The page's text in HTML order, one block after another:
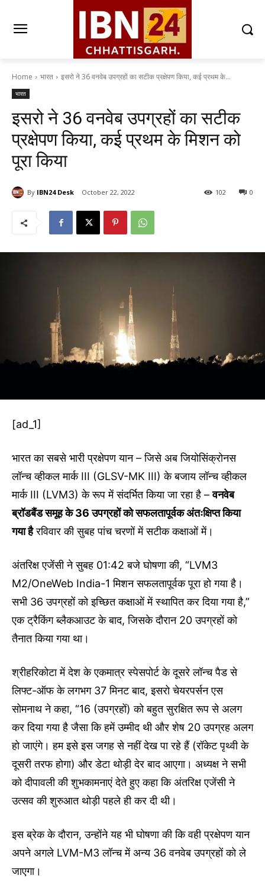
Home भारत इसरो ने 36 वनवेब उपग्रहों का सटीक प्रक्षेपण किया, कई प्रथम के...
भारत
इसरो ने 36 वनवेब उपग्रहों का सटीक
प्रक्षेपण किया, कई प्रथम के मिशन को
पूरा किया
By IBN24 Desk October 22, 2022 0
102
[ad_1]
भारत का सबसे भारी प्रक्षेपण यान – जिसे अब जियोसिंक्रोनस
लॉन्च व्हीकल मार्क III (GLSV-MK III) के बजाय लॉन्च व्हीकल
मार्क III (LVM3) के रूप में संदर्भित किया जा रहा है –वनवेब
ब्रॉडबैंड समूह के 36 उपग्रहों को सफलतापूर्वक अंतःक्षिप्त किया
गया हैरविवार की सुबह पांच चरणों में सटीक कक्षाओं में।
अंतरिक्ष एजेंसी ने सुबह 01:42 बजे घोषणा की, “LVM3
M2/OneWeb India-1 मिशन सफलतापूर्वक पूरा हो गया है।
सभी 36 उपग्रहों को इच्छित कक्षाओं में स्थापित कर दिया गया है,”
एक ट्रैकिंग ब्लैकआउट के बाद, जिसके दौरान 20 उपग्रहों को
तैनात किया गया था।
श्रीहरिकोटा में देश के एकमात्र स्पेसपोर्ट के दूसरे लॉन्च पैड से
लिफ्ट-ऑफ के लगभग 37 मिनट बाद, इसरो चेयरपर्सन एस
सोमनाथ ने कहा, “16 (उपग्रहों) को बहुत सुरक्षित रूप से अलग
कर दिया गया है जैसा कि हमें उम्मीद थी और शेष 20 उपग्रह अलग
हो जाएंगे। हम इसे इस जगह से नहीं देख पा रहे हैं (रॉकेट पृथ्वी के
दूसरी तरफ होगा) और डेटा थोड़ी देर बाद आएगा। अध्यक्ष ने सभी
को दीपावली की शुभकामनाएं देते हुए कहा कि अंतरिक्ष एजेंसी ने
उत्सव की शुरुआत थोड़ी पहले ही कर दी थी।
इस ब्रेक के दौरान, उन्होंने यह भी घोषणा की कि वही प्रक्षेपण यान
अपने अगले LVM-M3 लॉन्च में अन्य 36 वनवेब उपग्रहों को ले
जाएगा।